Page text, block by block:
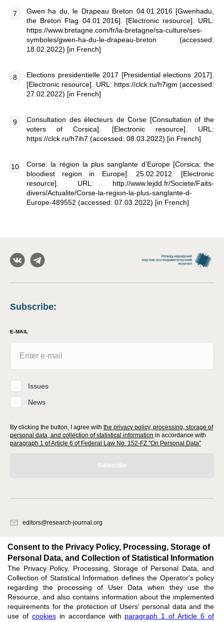
Gwen ha du, le Drapeau Breton 04.01.2016 [Gwenhadu,
the Breton Flag 04.01.2016]. [Electronic resource]. URL:
https://www.bretagne.com/fr/la-bretagne/sa-culture/ses-
symboles/gwen-ha-du-le-drapeau-breton (accessed:
18.02.2022) [in French]
Elections presidentielle 2017 [Presidential elections 2017].
[Electronic resource]. URL: https://clck.ru/h7igm (accessed:
27.02.2022) [in French]
Consultation des électeurs de Corse [Consultation of the
voters of Corsica]. [Electronic resource]. URL:
https://clck.ru/h7ih7 (accessed: 08.03.2022) [in French]
Corse: la région la plus sanglante d’Europe [Corsica: the
bloodiest region in Europe]. 25.02.2012. [Electronic
resource]. URL: http://www.lejdd.fr/Societe/Faits-
divers/Actualite/Corse-la-region-la-plus-sanglante-d-
Europe-489552 (accessed: 07.03.2022) [in French]
Subscribe:
E-MAIL
Issues
News
By clicking the button, I agree with the privacy policy, processing, storage of
personal data, and collection of statistical information in accordance with
paragraph 1 of Article 6 of Federal Law No. 152-FZ "On Personal Data"
Subscribe
editors@research-journal.org
office 1
Feedback
Consent to the Privacy Policy, Processing, Storage of
Personal Data, and Collection of Statistical Information
The Privacy Policy, Processing, Storage of Personal Data, and
Collection of Statistical Information defines the Operator's policy
regarding the processing of User Data when they use the
Resource, and also contains information about the implemented
requirements for the protection of Users' personal data and the
use of cookiesin accordance with paragraph 1 of Article 6 of